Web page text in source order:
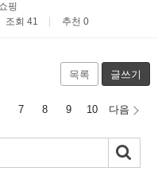
핑
조회 41 추천 0
목록 글쓰기
7 8 9 10 다음